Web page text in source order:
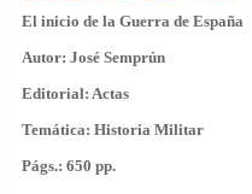
El inicio de la Guerra de España
Autor: José Semprún
Editorial: Actas
Temática: Historia Militar
Págs.: 650 pp.